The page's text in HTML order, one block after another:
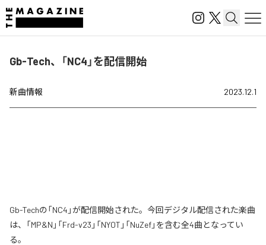
Gb-Tech、「NC4」を配信開始
新曲情報 2023.12.1
Gb-Techの「NC4」が配信開始された。今回デジタル配信された楽曲
は、「MP&N」「Frd-v23」「NYOT」「NuZef」を含む全4曲となってい
る。